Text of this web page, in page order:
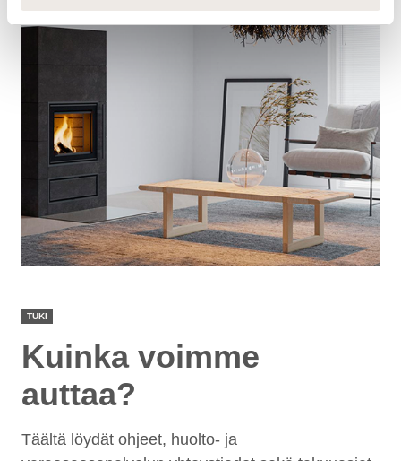
TUKI
Kuinka voimme
auttaa?
Täältä löydät ohjeet, huolto- ja